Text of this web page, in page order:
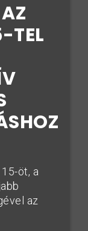
TEL
öt, a
az